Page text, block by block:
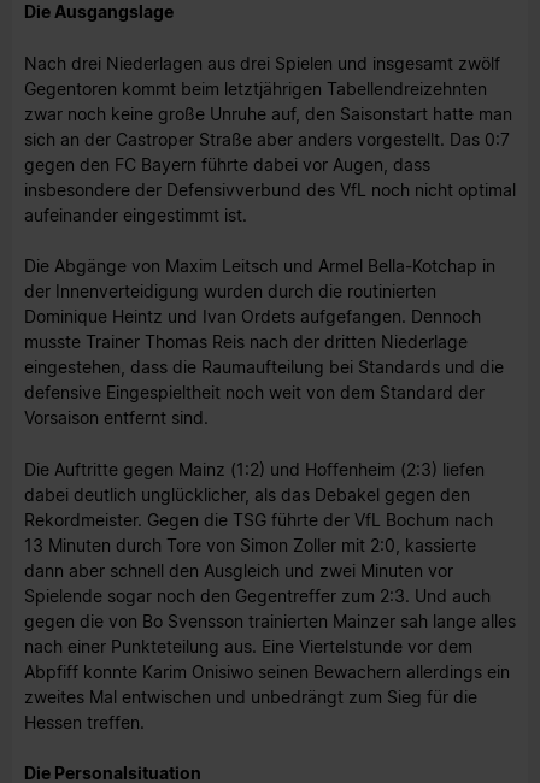
Die Ausgangslage
Nach drei Niederlagen aus drei Spielen und insgesamt zwölf
Gegentoren kommt beim letztjährigen Tabellendreizehnten
zwar noch keine große Unruhe auf, den Saisonstart hatte man
sich an der Castroper Straße aber anders vorgestellt. Das 0:7
gegen den FC Bayern führte dabei vor Augen, dass
insbesondere der Defensivverbund des VfL noch nicht optimal
aufeinander eingestimmt ist.
Die Abgänge von Maxim Leitsch und Armel Bella-Kotchap in
der Innenverteidigung wurden durch die routinierten
Dominique Heintz und Ivan Ordets aufgefangen. Dennoch
musste Trainer Thomas Reis nach der dritten Niederlage
eingestehen, dass die Raumaufteilung bei Standards und die
defensive Eingespieltheit noch weit von dem Standard der
Vorsaison entfernt sind.
Die Auftritte gegen Mainz (1:2) und Hoffenheim (2:3) liefen
dabei deutlich unglücklicher, als das Debakel gegen den
Rekordmeister. Gegen die TSG führte der VfL Bochum nach
13 Minuten durch Tore von Simon Zoller mit 2:0, kassierte
dann aber schnell den Ausgleich und zwei Minuten vor
Spielende sogar noch den Gegentreffer zum 2:3. Und auch
gegen die von Bo Svensson trainierten Mainzer sah lange alles
nach einer Punkteteilung aus. Eine Viertelstunde vor dem
Abpfiff konnte Karim Onisiwo seinen Bewachern allerdings ein
zweites Mal entwischen und unbedrängt zum Sieg für die
Hessen treffen.
Die Personalsituation